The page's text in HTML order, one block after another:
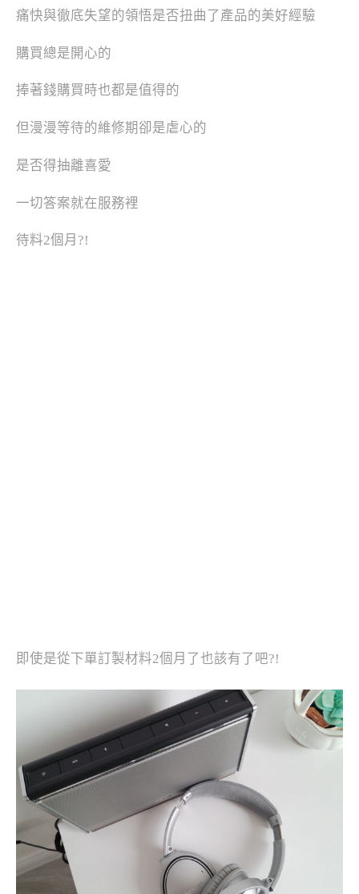
痛快與徹底失望的領悟是否扭曲了產品的美好經驗
購買總是開心的
捧著錢購買時也都是值得的
但漫漫等待的維修期卻是虐心的
是否得抽離喜愛
一切答案就在服務裡
待料2個月?!
即使是從下單訂製材料2個月了也該有了吧?!